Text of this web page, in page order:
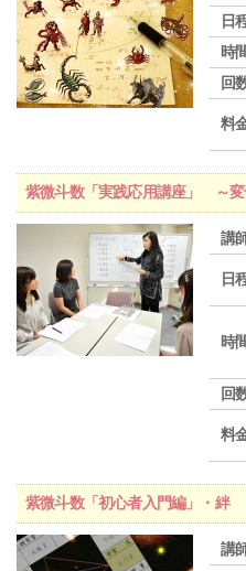
日
時
回
料
紫微斗数「実践応用講座」 ～変
講
日
時
回
料
紫微斗数「初心者入門編」・絆
講